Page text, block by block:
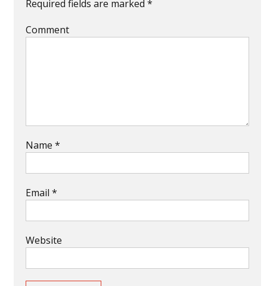
Required fields are marked *
Comment
Name *
Email *
Website